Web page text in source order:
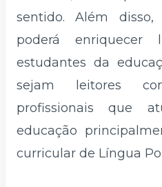
sentido. Além disso,
poderá enriquecer
estudantes da
sejam leitores
profissionais que
educação
curricular de Língua